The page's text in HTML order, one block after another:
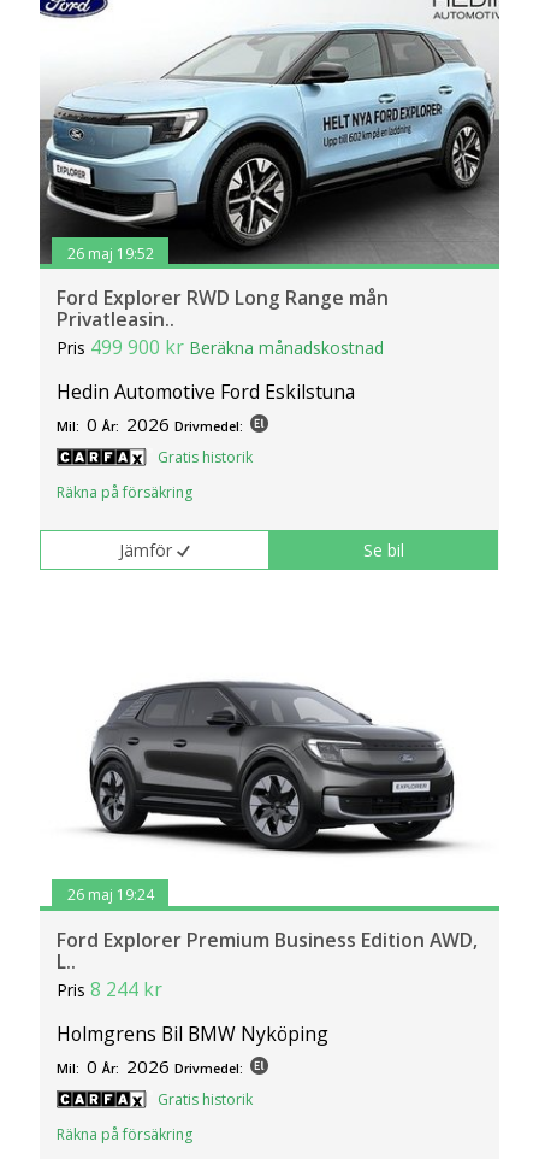
26 maj 19:52
Ford Explorer RWD Long Range mån
Privatleasin..
Pris 499 900 kr Beräkna månadskostnad
Hedin Automotive Ford Eskilstuna
Mil: 0 År: 2026 Drivmedel:
Gratis historik
Räkna på försäkring
Jämför Se bil
26 maj 19:24
Ford Explorer Premium Business Edition AWD,
L..
Pris8 244 kr
Holmgrens Bil BMW Nyköping
Mil: 0 År: 2026 Drivmedel:
Gratis historik
Räkna på försäkring